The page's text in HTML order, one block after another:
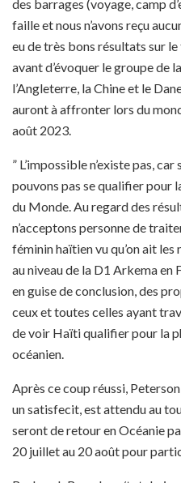
des barrages (voyage, camp
faille et nous n’avons reçu
eu de très bons résultats sur
avant d’évoquer le groupe de
l’Angleterre, la Chine et le
auront à affronter lors du
août 2023.
” L’impossible n’existe pas,
pouvons pas se qualifier pour
du Monde. Au regard des
n’acceptons personne de
féminin haïtien vu qu’on ait
au niveau de la D1 Arkema en
en guise de conclusion, des
ceux et toutes celles ayant
de voir Haïti qualifier pour la
océanien.
Après ce coup réussi,
un satisfecit, est attendu au
seront de retour en Océanie
20 juillet au 20 août pour